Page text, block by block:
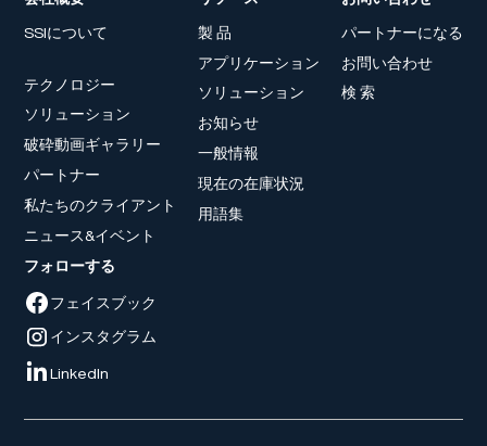
SSIについて
テクノロジー
ソリューション
破砕動画ギャラリー
パートナー
私たちのクライアント
ニュース&イベント
製 品
アプリケーション
ソリューション
お知らせ
一般情報
現在の在庫状況
用語集
パートナーになる
お問い合わせ
検 索
フォローする
フェイスブック
インスタグラム
LinkedIn